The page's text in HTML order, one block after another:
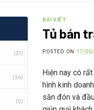
(37)
(24)
(0)
BÀI VIẾT
Tủ bán
POSTED ON 17/
Hiện nay có
hình kinh
săn đón và